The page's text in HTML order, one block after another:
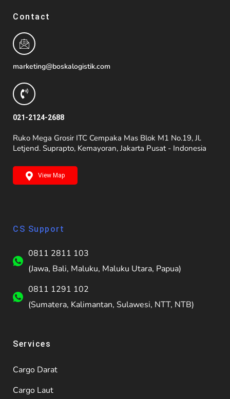
Contact
marketing@boskalogistik.com
021-2124-2688
Ruko Mega Grosir ITC Cempaka Mas Blok M1 No.19, Jl.
Letjend. Suprapto, Kemayoran, Jakarta Pusat - Indonesia
View Map
CS Support
0811 2811 103
(Jawa, Bali, Maluku, Maluku Utara, Papua)
0811 1291 102
(Sumatera, Kalimantan, Sulawesi, NTT, NTB)
Services
Cargo Darat
Cargo Laut